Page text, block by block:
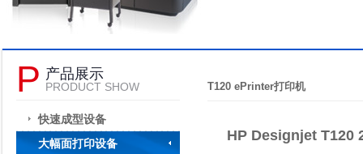
产品展示
P PRODUCT SHOW
快速成型设备
大幅面打印设备
T120 ePrinter打印机
HP Designjet T120